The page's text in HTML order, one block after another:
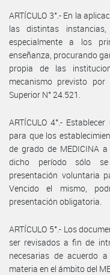
ARTÍCULO 3°.- En la
las distintas
especialmente a los
enseñanza, procurando
propia de las
mecanismo previsto
Superior N° 24.521.
ARTÍCULO 4°.-
para que los
de grado de MEDICINA
dicho período sólo
presentación voluntaria
Vencido el mismo,
presentación obligatoria.
ARTÍCULO 5°.- Los
ser revisados a fin de
necesarias de acuerdo
materia en el ámbito del